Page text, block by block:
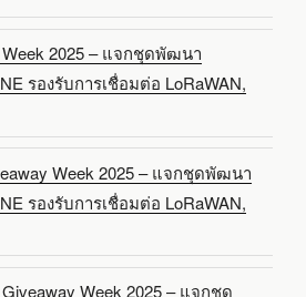
Week 2025 – แจกชุดพัฒนา
รองรับการเชื่อมต่อ LoRaWAN,
Week 2025 – แจกชุดพัฒนา
รองรับการเชื่อมต่อ LoRaWAN,
Giveaway Week 2025 – แจกชุด